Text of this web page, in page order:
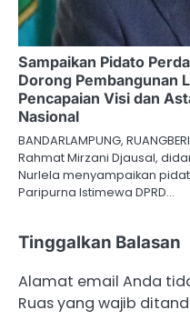
Sampaikan Pidato
Dorong Pembangunan
Pencapaian Visi dan
Nasional
BANDARLAMPUNG,
Rahmat Mirzani Djausal,
Nurlela menyampaikan
Paripurna Istimewa DPRD…
Tinggalkan Balasan
Alamat email Anda
Ruas yang wajib